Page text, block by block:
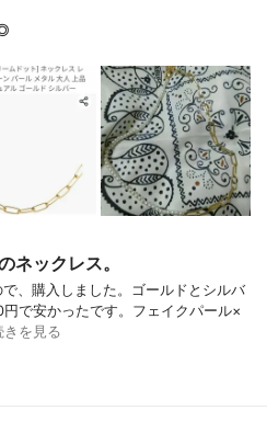
ネックレス。
、購入しました。ゴールドとシルバ
で安かったです。フェイクパール×
きを見る